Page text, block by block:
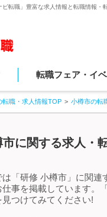
転職」豊富な求人情報と転職情報・
転職フェア・イ
転職・求人情報TOP 小樽市の転
に関する求人・
「研修 小樽市」に関
事を掲載しています。
つけてみてください!